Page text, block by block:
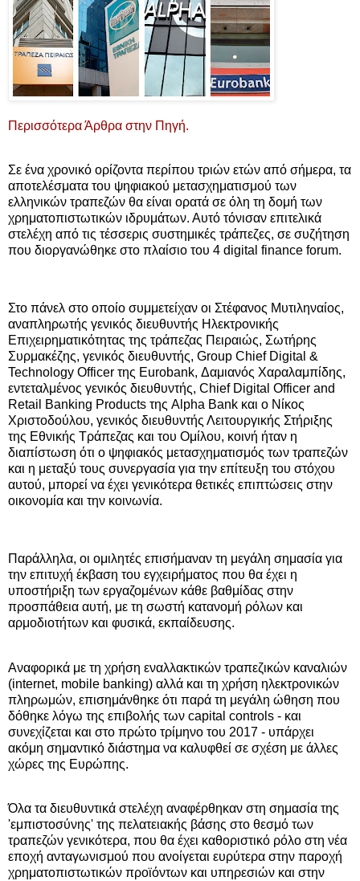
Περισσότερα Άρθρα στην Πηγή.
Σε ένα χρονικό ορίζοντα περίπου τριών ετών από σήμερα, τα
αποτελέσματα του ψηφιακού μετασχηματισμού των
ελληνικών τραπεζών θα είναι ορατά σε όλη τη δομή των
χρηματοπιστωτικών ιδρυμάτων. Αυτό τόνισαν επιτελικά
στελέχη από τις τέσσερις συστημικές τράπεζες, σε συζήτηση
που διοργανώθηκε στο πλαίσιο του 4 digital finance forum.
Στο πάνελ στο οποίο συμμετείχαν οι Στέφανος Μυτιληναίος,
αναπληρωτής γενικός διευθυντής Ηλεκτρονικής
Επιχειρηματικότητας της τράπεζας Πειραιώς, Σωτήρης
Συρμακέζης, γενικός διευθυντής, Group Chief Digital &
Technology Officer της Eurobank, Δαμιανός Χαραλαμπίδης,
εντεταλμένος γενικός διευθυντής, Chief Digital Officer and
Retail Banking Products της Alpha Bank και ο Νίκος
Χριστοδούλου, γενικός διευθυντής Λειτουργικής Στήριξης
της Εθνικής Τράπεζας και του Ομίλου, κοινή ήταν η
διαπίστωση ότι ο ψηφιακός μετασχηματισμός των τραπεζών
και η μεταξύ τους συνεργασία για την επίτευξη του στόχου
αυτού, μπορεί να έχει γενικότερα θετικές επιπτώσεις στην
οικονομία και την κοινωνία.
Παράλληλα, οι ομιλητές επισήμαναν τη μεγάλη σημασία για
την επιτυχή έκβαση του εγχειρήματος που θα έχει η
υποστήριξη των εργαζομένων κάθε βαθμίδας στην
προσπάθεια αυτή, με τη σωστή κατανομή ρόλων και
αρμοδιοτήτων και φυσικά, εκπαίδευσης.
Αναφορικά με τη χρήση εναλλακτικών τραπεζικών καναλιών
(internet, mobile banking) αλλά και τη χρήση ηλεκτρονικών
πληρωμών, επισημάνθηκε ότι παρά τη μεγάλη ώθηση που
δόθηκε λόγω της επιβολής των capital controls - και
συνεχίζεται και στο πρώτο τρίμηνο του 2017 - υπάρχει
ακόμη σημαντικό διάστημα να καλυφθεί σε σχέση με άλλες
χώρες της Ευρώπης.
Όλα τα διευθυντικά στελέχη αναφέρθηκαν στη σημασία της
'εμπιστοσύνης' της πελατειακής βάσης στο θεσμό των
τραπεζών γενικότερα, που θα έχει καθοριστικό ρόλο στη νέα
εποχή ανταγωνισμού που ανοίγεται ευρύτερα στην παροχή
χρηματοπιστωτικών προϊόντων και υπηρεσιών και στην